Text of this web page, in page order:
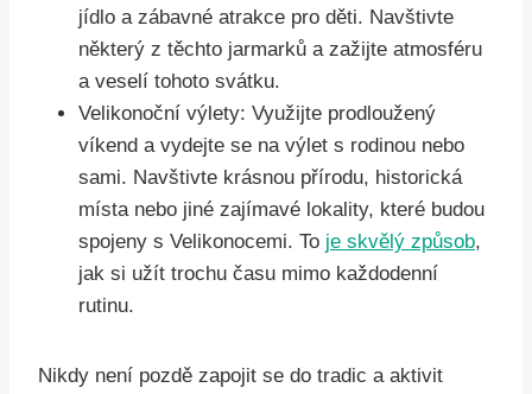
jídlo a zábavné atrakce pro děti. Navštivte
některý z těchto jarmarků a zažijte atmosféru
a veselí tohoto svátku.
Velikonoční výlety: Využijte prodloužený
víkend a vydejte se na výlet s rodinou nebo
sami. Navštivte krásnou přírodu, historická
místa nebo jiné zajímavé lokality, které budou
spojeny s Velikonocemi. To je skvělý způsob,
jak si užít trochu času mimo každodenní
rutinu.
Nikdy není pozdě zapojit se do tradic a aktivit